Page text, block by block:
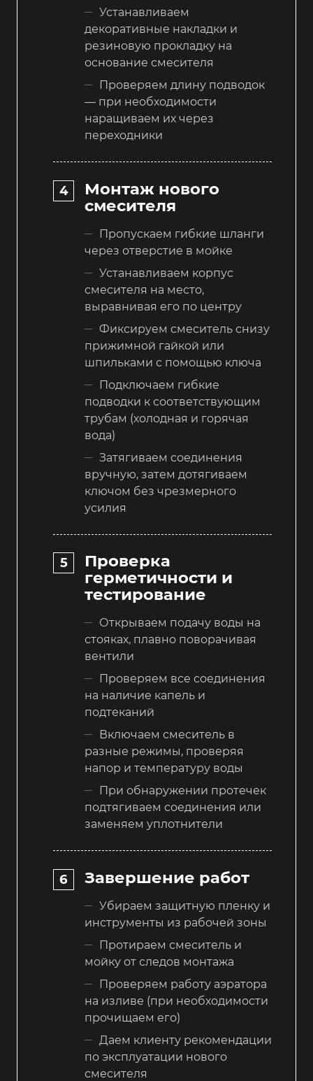
Устанавливаем
декоративные накладки и
резиновую прокладку на
основание смесителя
Проверяем длину подводок
— при необходимости
наращиваем их через
переходники
Монтаж нового
смесителя
Пропускаем гибкие шланги
через отверстие в мойке
Устанавливаем корпус
смесителя на место,
выравнивая его по центру
Фиксируем смеситель снизу
прижимной гайкой или
шпильками с помощью ключа
Подключаем гибкие
подводки к соответствующим
трубам (холодная и горячая
вода)
Затягиваем соединения
вручную, затем дотягиваем
ключом без чрезмерного
усилия
Проверка
герметичности и
тестирование
Открываем подачу воды на
стояках, плавно поворачивая
вентили
Проверяем все соединения
на наличие капель и
подтеканий
Включаем смеситель в
разные режимы, проверяя
напор и температуру воды
При обнаружении протечек
подтягиваем соединения или
заменяем уплотнители
Завершение работ
Убираем защитную пленку и
инструменты из рабочей зоны
Протираем смеситель и
мойку от следов монтажа
Проверяем работу аэратора
на изливе (при необходимости
прочищаем его)
Даем клиенту рекомендации
по эксплуатации нового
смесителя